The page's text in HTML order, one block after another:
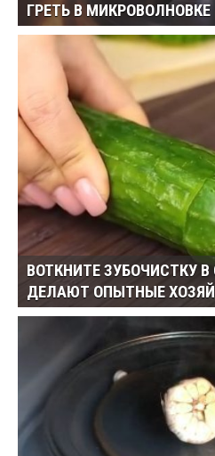
ГРЕТЬ В МИКРОВОЛНОВКЕ
ВОТКНИТЕ ЗУБОЧИСТКУ
ДЕЛАЮТ ОПЫТНЫЕ